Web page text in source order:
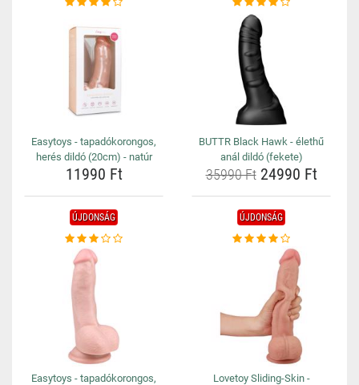
Easytoys - tapadókorongos,
herés dildó (20cm) - natúr
11990 Ft
BUTTR Black Hawk - élethű
anál dildó (fekete)
35990 Ft24990 Ft
ÚJDONSÁG
Easytoys - tapadókorongos,
ÚJDONSÁG
Lovetoy Sliding-Skin -